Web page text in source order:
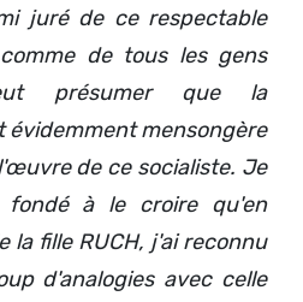
juré de ce respectable
de tous les gens
présumer que la
évidemment mensongère
de ce socialiste. Je
fondé à le croire qu'en
la fille RUCH, j'ai reconnu
d'analogies avec celle